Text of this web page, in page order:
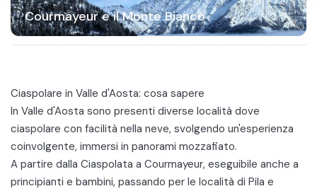
Courmayeur e il Monte Bianco
Ciaspolare in Valle d'Aosta: cosa sapere
In Valle d'Aosta sono presenti diverse località dove
ciaspolare con facilità nella neve, svolgendo un'esperienza
coinvolgente, immersi in panorami mozzafiato.
A partire dalla Ciaspolata a Courmayeur, eseguibile anche a
principianti e bambini, passando per le località di Pila e